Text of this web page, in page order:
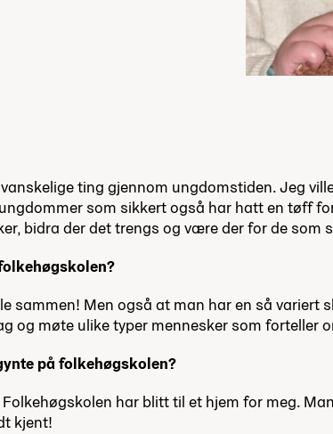
ting gjennom ungdomstiden. Jeg
som sikkert også har hatt en tøff
bidra der det trengs og være der for de som
sammen! Men også at man har en så variert
og møte ulike typer mennesker som forteller
på folkehøgskolen?
har blitt til et hjem for meg.
kjent!